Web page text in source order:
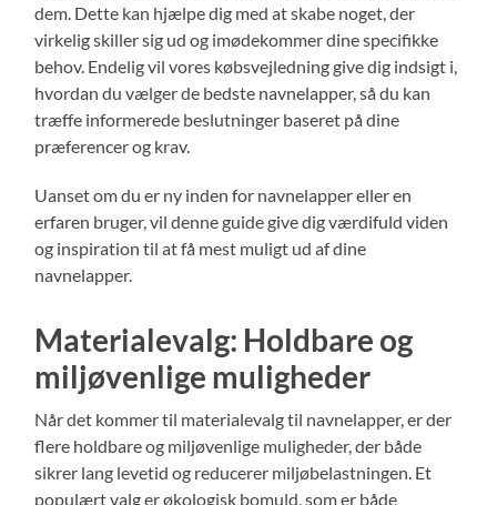
dem. Dette kan hjælpe dig med at skabe noget, der
virkelig skiller sig ud og imødekommer dine specifikke
behov. Endelig vil vores købsvejledning give dig indsigt i,
hvordan du vælger de bedste navnelapper, så du kan
træffe informerede beslutninger baseret på dine
præferencer og krav.
Uanset om du er ny inden for navnelapper eller en
erfaren bruger, vil denne guide give dig værdifuld viden
og inspiration til at få mest muligt ud af dine
navnelapper.
Materialevalg: Holdbare og
miljøvenlige muligheder
Når det kommer til materialevalg til navnelapper, er der
flere holdbare og miljøvenlige muligheder, der både
sikrer lang levetid og reducerer miljøbelastningen. Et
populært valg er økologisk bomuld, som er både